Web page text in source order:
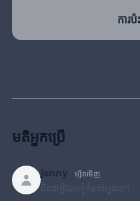
ការ
មតិអ្នកប្រើ
Jenny ម្សិលមិញ